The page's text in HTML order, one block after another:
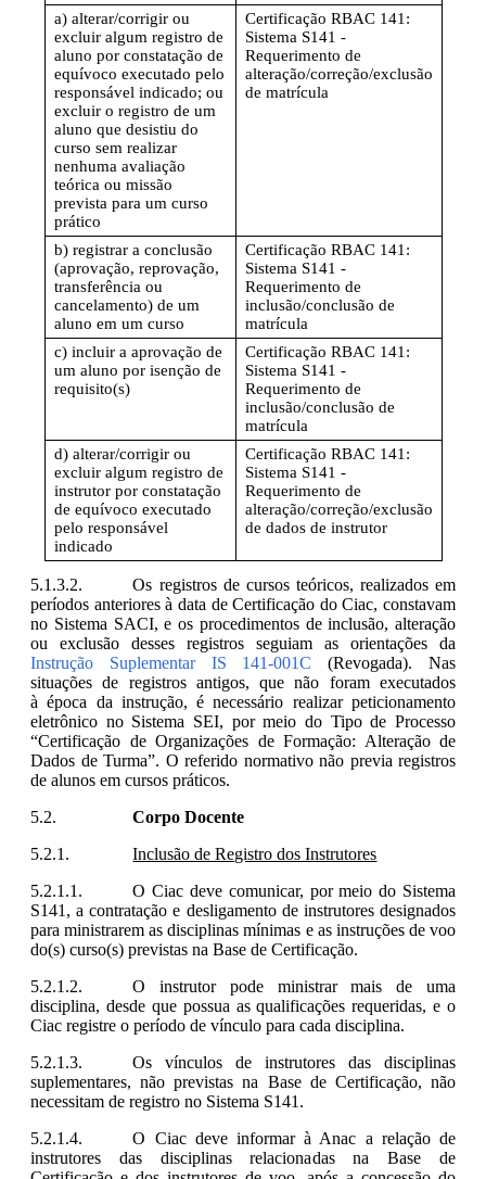
a) alterar/corrigir ou
excluir algum registro de
aluno por constatação de
equívoco executado pelo
responsável indicado; ou
excluir o registro de um
aluno que desistiu do
curso sem realizar
nenhuma avaliação
teórica ou missão
prevista para um curso
prático
Certificação RBAC 141:
Sistema S141 -
Requerimento de
alteração/correção/exclusão
de matrícula
b) registrar a conclusão
(aprovação, reprovação,
transferência ou
cancelamento) de um
aluno em um curso
Certificação RBAC 141:
Sistema S141 -
Requerimento de
inclusão/conclusão de
matrícula
c) incluir a aprovação de
um aluno por isenção de
requisito(s)
Certificação RBAC 141:
Sistema S141 -
Requerimento de
inclusão/conclusão de
matrícula
d) alterar/corrigir ou
excluir algum registro de
instrutor por constatação
de equívoco executado
pelo responsável
indicado
Certificação RBAC 141:
Sistema S141 -
Requerimento de
alteração/correção/exclusão
de dados de instrutor
Os registros de cursos teóricos, realizados em
períodos anteriores à data de Certificação do Ciac, constavam
no Sistema SACI, e os procedimentos de inclusão, alteração
ou exclusão desses registros seguiam as orientações da
Instrução Suplementar IS 141-001C (Revogada). Nas
situações de registros antigos, que não foram executados
à época da instrução, é necessário realizar peticionamento
eletrônico no Sistema SEI, por meio do Tipo de Processo
“Certificação de Organizações de Formação: Alteração de
Dados de Turma”. O referido normativo não previa registros
de alunos em cursos práticos.
Corpo Docente
Inclusão de Registro dos Instrutores
O Ciac deve comunicar, por meio do Sistema
S141, a contratação e desligamento de instrutores designados
para ministrarem as disciplinas mínimas e as instruções de voo
do(s) curso(s) previstas na Base de Certificação.
O instrutor pode ministrar mais de uma
disciplina, desde que possua as qualificações requeridas, e o
Ciac registre o período de vínculo para cada disciplina.
Os vínculos de instrutores das disciplinas
suplementares, não previstas na Base de Certificação, não
necessitam de registro no Sistema S141.
O Ciac deve informar à Anac a relação de
instrutores das disciplinas relacionadas na Base de